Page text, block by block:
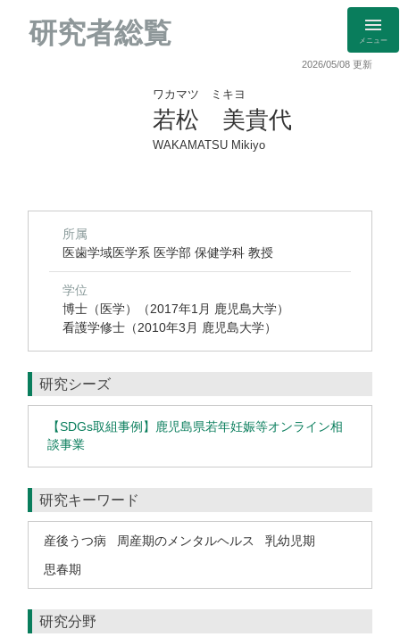
研究者総覧 メニュー
2026/05/08 更新
ワカマツ ミキヨ
若松 美貴代
WAKAMATSU Mikiyo
所属
医歯学域医学系 医学部 保健学科 教授
学位
博士（医学）（2017年1月 鹿児島大学）
看護学修士（2010年3月 鹿児島大学）
研究シーズ
【SDGs取組事例】鹿児島県若年妊娠等オンライン相
談事業
研究キーワード
産後うつ病 周産期のメンタルヘルス
乳幼児期
思春期
研究分野